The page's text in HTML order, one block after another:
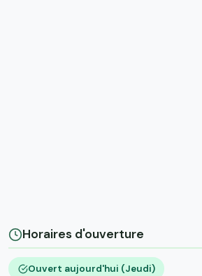
Horaires d'ouverture
Ouvert aujourd'hui (Jeudi)